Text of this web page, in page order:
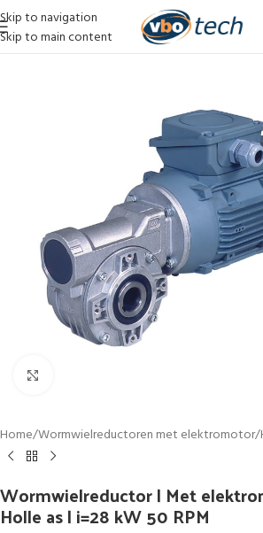
Skip to navigation
Skip to main content
Home/Wormwielreductoren met elektromotor/
Wormwielreductor | Met
Holle as | i=28 kW 50 RPM